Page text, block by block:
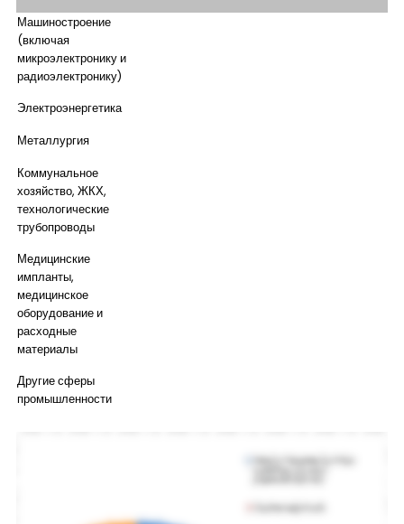
Машиностроение
(включая
микроэлектронику и
радиоэлектронику)
Электроэнергетика
Металлургия
Коммунальное
хозяйство, ЖКХ,
технологические
трубопроводы
Медицинские
импланты,
медицинское
оборудование и
расходные
материалы
Другие сферы
промышленности